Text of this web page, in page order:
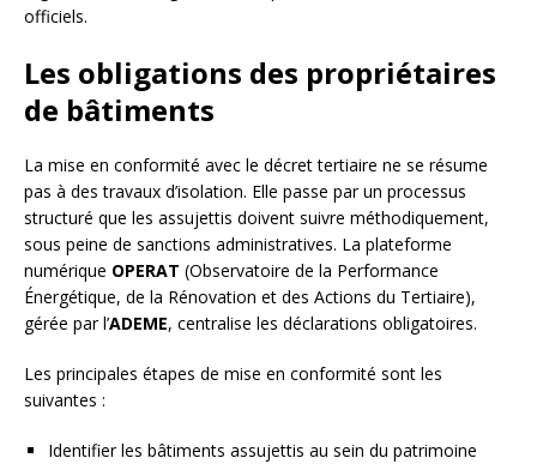
officiels.
Les obligations des propriétaires
de bâtiments
La mise en conformité avec le décret tertiaire ne se résume
pas à des travaux d’isolation. Elle passe par un processus
structuré que les assujettis doivent suivre méthodiquement,
sous peine de sanctions administratives. La plateforme
numérique OPERAT (Observatoire de la Performance
Énergétique, de la Rénovation et des Actions du Tertiaire),
gérée par l’ADEME, centralise les déclarations obligatoires.
Les principales étapes de mise en conformité sont les
suivantes :
Identifier les bâtiments assujettis au sein du patrimoine